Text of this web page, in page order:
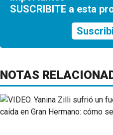
SUSCRIBITE a esta
NOTAS